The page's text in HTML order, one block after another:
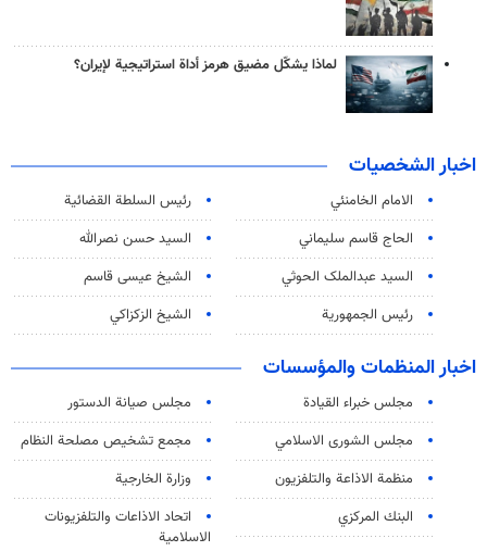
لماذا يشكّل مضيق هرمز أداة استراتيجية لإيران؟
اخبار الشخصيات
الامام الخامنئي
رئیس السلطة القضائیة
الحاج قاسم سليماني
السيد حسن نصرالله
السید عبدالملک الحوثي
الشيخ عيسى قاسم
رئيس الجمهورية
الشيخ الزكزاكي
اخبار المنظمات والمؤسسات
مجلس خبراء القيادة
مجلس صيانة الدستور
مجلس الشورى الاسلامي
مجمع تشخيص مصلحة النظام
منظمة الاذاعة والتلفزیون
وزارة الخارجية
البنك المركزي
اتحاد الاذاعات والتلفزيونات
الاسلامية